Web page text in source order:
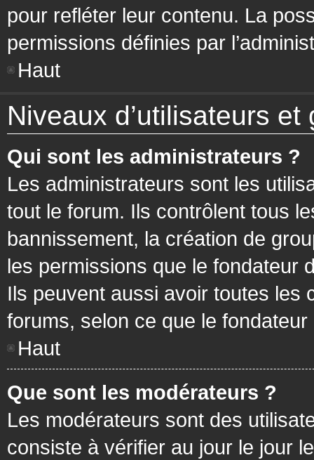
pour refléter leur contenu. La
permissions définies par
Haut
Niveaux d’utilisateurs et
Qui sont les administrateurs ?
Les administrateurs sont les
tout le forum. Ils contrôlent tous
bannissement, la création de
les permissions que le fondateur
Ils peuvent aussi avoir toutes les
forums, selon ce que le
Haut
Que sont les modérateurs ?
Les modérateurs sont des
consiste à vérifier au jour le jour